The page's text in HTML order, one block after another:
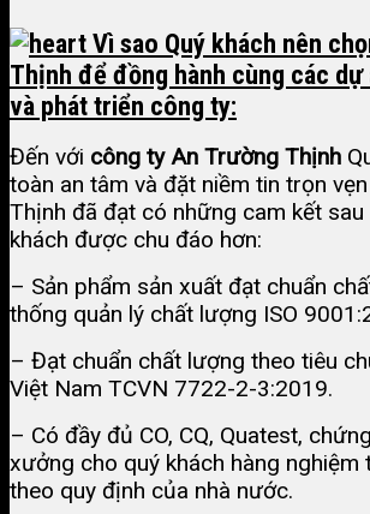
Vì sao Quý khách nên
Thịnh để đồng hành cùng các
và phát triển công ty:
Đến với công ty An Trường Thịnh
toàn an tâm và đặt niềm tin trọn
Thịnh đã đạt có những cam kết
khách được chu đáo hơn:
– Sản phẩm sản xuất đạt chuẩn
thống quản lý chất lượng ISO
– Đạt chuẩn chất lượng theo tiêu
Việt Nam TCVN 7722-2-3:2019.
– Có đầy đủ CO, CQ, Quatest,
xưởng cho quý khách hàng nghiệm
theo quy định của nhà nước.